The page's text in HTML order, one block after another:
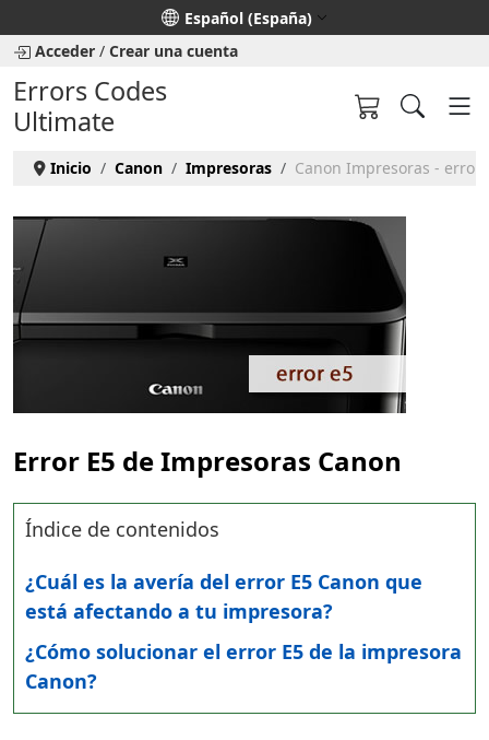
Seleccione su idioma
Español (España)
Acceder / Crear una cuenta
Errors Codes
Ultimate
Inicio Canon Impresoras Canon Impresoras - error
Error E5 de Impresoras Canon
Índice de contenidos
¿Cuál es la avería del error E5 Canon que
está afectando a tu impresora?
¿Cómo solucionar el error E5 de la impresora
Canon?